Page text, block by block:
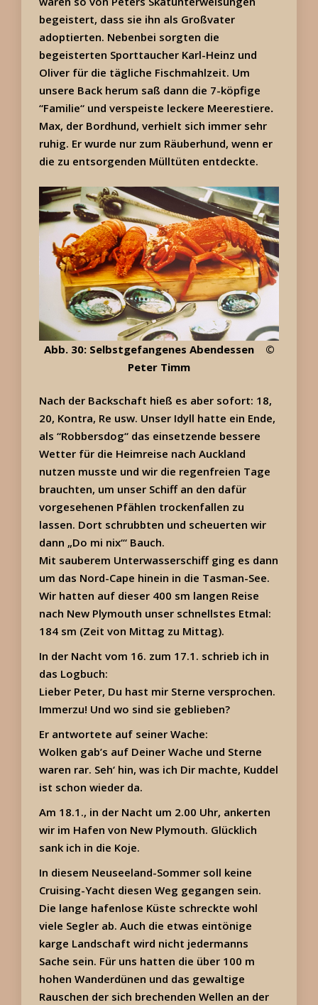
begeistert, dass sie ihn als Großvater
adoptierten. Nebenbei sorgten die
begeisterten Sporttaucher Karl-Heinz und
Oliver für die tägliche Fischmahlzeit. Um
unsere Back herum saß dann die 7-köpfige
“Familie“ und verspeiste leckere Meerestiere.
Max, der Bordhund, verhielt sich immer sehr
ruhig. Er wurde nur zum Räuberhund, wenn er
die zu entsorgenden Mülltüten entdeckte.
Abb. 30: Selbstgefangenes Abendessen ©
Peter Timm
Nach der Backschaft hieß es aber sofort: 18,
20, Kontra, Re usw. Unser Idyll hatte ein Ende,
als “Robbersdog“ das einsetzende bessere
Wetter für die Heimreise nach Auckland
nutzen musste und wir die regenfreien Tage
brauchten, um unser Schiff an den dafür
vorgesehenen Pfählen trockenfallen zu
lassen. Dort schrubbten und scheuerten wir
dann „Do mi nix‘“ Bauch.
Mit sauberem Unterwasserschiff ging es dann
um das Nord-Cape hinein in die Tasman-See.
Wir hatten auf dieser 400 sm langen Reise
nach New Plymouth unser schnellstes Etmal:
184 sm (Zeit von Mittag zu Mittag).
In der Nacht vom 16. zum 17.1. schrieb ich in
das Logbuch:
Lieber Peter, Du hast mir Sterne versprochen.
Immerzu! Und wo sind sie geblieben?
Er antwortete auf seiner Wache:
Wolken gab’s auf Deiner Wache und Sterne
waren rar. Seh‘ hin, was ich Dir machte, Kuddel
ist schon wieder da.
Am 18.1., in der Nacht um 2.00 Uhr, ankerten
wir im Hafen von New Plymouth. Glücklich
sank ich in die Koje.
In diesem Neuseeland-Sommer soll keine
Cruising-Yacht diesen Weg gegangen sein.
Die lange hafenlose Küste schreckte wohl
viele Segler ab. Auch die etwas eintönige
karge Landschaft wird nicht jedermanns
Sache sein. Für uns hatten die über 100 m
hohen Wanderdünen und das gewaltige
Rauschen der sich brechenden Wellen an der